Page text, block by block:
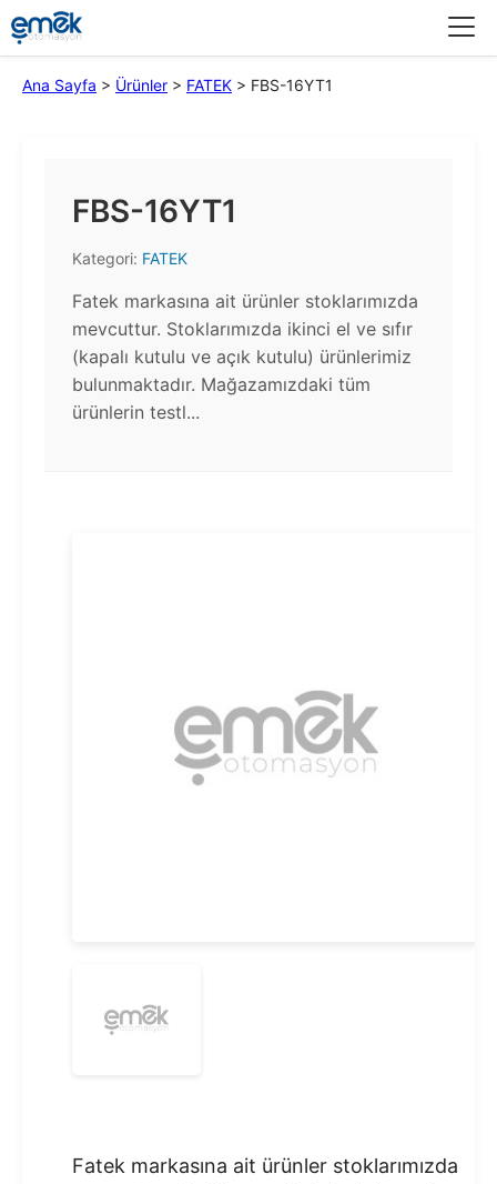
Ana Sayfa > Ürünler > FATEK > FBS-16YT1
FBS-16YT1
Kategori: FATEK
Fatek markasına ait ürünler stoklarımızda
mevcuttur. Stoklarımızda ikinci el ve sıfır
(kapalı kutulu ve açık kutulu) ürünlerimiz
bulunmaktadır.​ Mağazamızdaki tüm
ürünlerin testl...
Fatek markasına ait ürünler stoklarımızda